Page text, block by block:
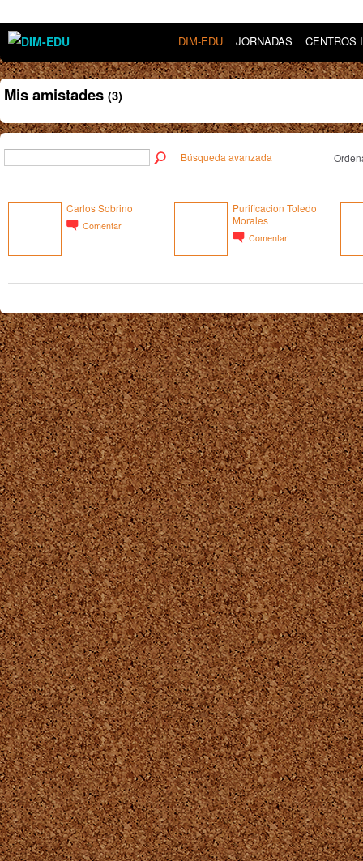
DIM-EDU JORNADAS CENTROS
Mis amistades (3)
Búsqueda avanzada
Carlos Sobrino
Comentar
Purificacion Toledo
Morales
Comentar